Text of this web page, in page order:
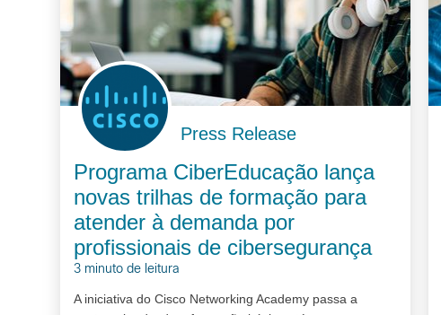
Press Release
Programa CiberEducação lança
novas trilhas de formação para
atender à demanda por
profissionais de cibersegurança
3 minuto de leitura
A iniciativa do Cisco Networking Academy passa a